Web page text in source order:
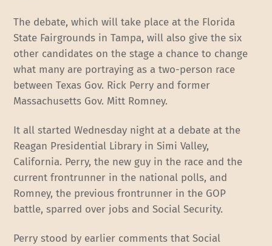
The debate, which will take place at the Florida
State Fairgrounds in Tampa, will also give the six
other candidates on the stage a chance to change
what many are portraying as a two-person race
between Texas Gov. Rick Perry and former
Massachusetts Gov. Mitt Romney.
It all started Wednesday night at a debate at the
Reagan Presidential Library in Simi Valley,
California. Perry, the new guy in the race and the
current frontrunner in the national polls, and
Romney, the previous frontrunner in the GOP
battle, sparred over jobs and Social Security.
Perry stood by earlier comments that Social